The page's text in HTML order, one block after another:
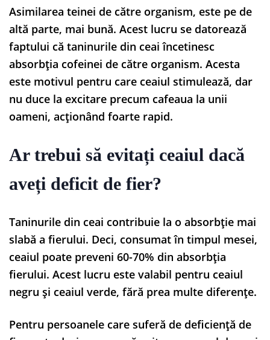
Asimilarea teinei de către organism, este pe de
altă parte, mai bună. Acest lucru se datorează
faptului că taninurile din ceai încetinesc
absorbția cofeinei de către organism. Acesta
este motivul pentru care ceaiul stimulează, dar
nu duce la excitare precum cafeaua la unii
oameni, acționând foarte rapid.
Ar trebui să evitați ceaiul dacă
aveți deficit de fier?
Taninurile din ceai contribuie la o absorbție mai
slabă a fierului. Deci, consumat în timpul mesei,
ceaiul poate preveni 60-70% din absorbția
fierului. Acest lucru este valabil pentru ceaiul
negru și ceaiul verde, fără prea multe diferențe.
Pentru persoanele care suferă de deficiență de